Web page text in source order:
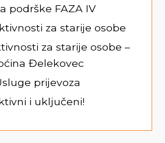
podrške FAZA IV
za starije osobe
za starije osobe –
Đelekovec
prijevoza
i uključeni!